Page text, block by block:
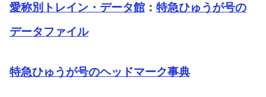
愛称別トレイン・データ館 ： 特急ひゅうが号の
データファイル
特急ひゅうが号のヘッドマーク事典